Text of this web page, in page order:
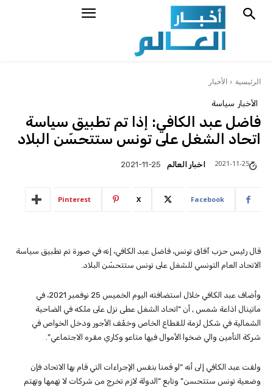
الرئيسية الأخبار
الأخبار سياسة
فاضل عبد الكافي: إذا تم تطبيق سياسة
اتحاد الشغل على تونس ستتحسّن البلاد
اخبار العالم 2021-11-25 2021-11-25
Facebook
X
Pinterest
قال رئيس حزب آفاق تونس، فاضل عبد الكافي، إنه في صورة تم تطبيق سياسة
الاتحاد العام التونسي للشغل على تونس ستتحسّن البلاد.
وأضاف عبد الكافي خلال استضافته اليوم الخميس 25 نوفمبر 2021، في
ماتينال اذاعة شمس , أن “اتحاد الشغل عطى نزل على ملكه في الضاحية
الشمالية في شكل لزمة للقطاع الخاص وخفّف الأجور ودخل الخواص في
شركة التأمين والي ضخوا الأموال فيها متاعو وكاري مقره الاجتماعي”.
ولفت عبد الكافي إلى أنه “لو قمنا بنفس الإجراءات التي قام بها الاتحاد فإن
وضعية تونس ستتحسن” وتابع “الدولة لازم تخرج من شركات لا تهمها وتهتم